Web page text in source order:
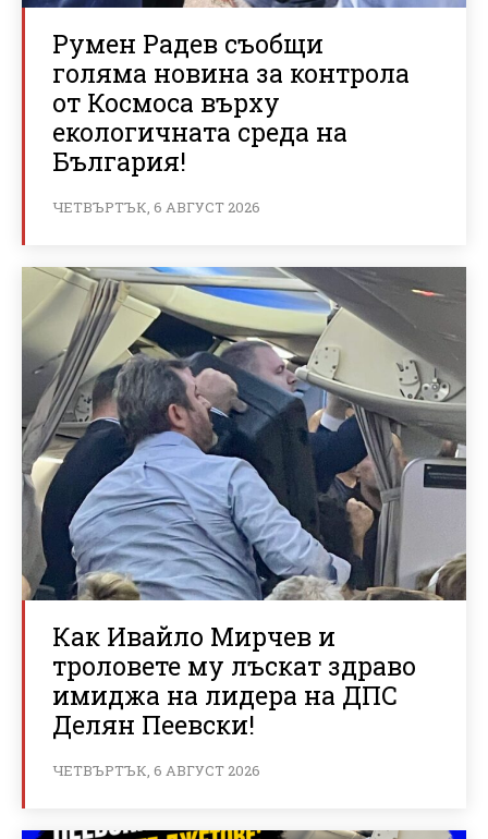
Румен Радев съобщи
голяма новина за контрола
от Космоса върху
екологичната среда на
България!
ЧЕТВЪРТЪК, 6 АВГУСТ 2026
Как Ивайло Мирчев и
троловете му лъскат здраво
имиджа на лидера на ДПС
Делян Пеевски!
ЧЕТВЪРТЪК, 6 АВГУСТ 2026